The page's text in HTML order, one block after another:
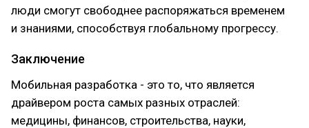
люди смогут свободнее распоряжаться временем
и знаниями, способствуя глобальному прогрессу.
Заключение
Мобильная разработка - это то, что является
драйвером роста самых разных отраслей:
медицины, финансов, строительства, науки,